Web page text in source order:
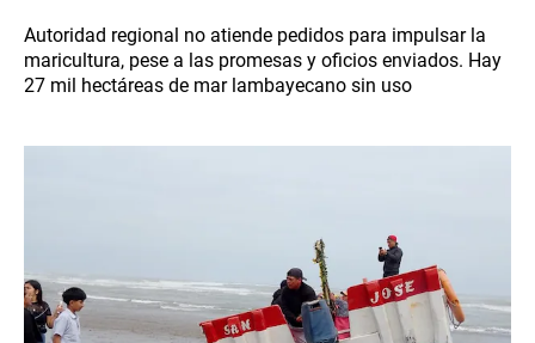
Autoridad regional no atiende pedidos para impulsar la
maricultura, pese a las promesas y oficios enviados. Hay
27 mil hectáreas de mar lambayecano sin uso